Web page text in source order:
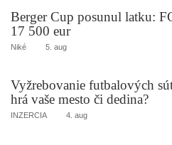
Berger Cup posunul latku:
17 500 eur
Niké 5. aug
Vyžrebovanie futbalových
hrá vaše mesto či dedina?
INZERCIA 4. aug